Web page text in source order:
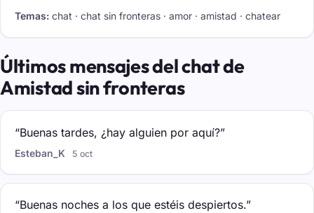
Temas: chat · chat sin fronteras · amor · amistad · chatear
Últimos mensajes del chat de
Amistad sin fronteras
“Buenas tardes, ¿hay alguien por aquí?”
Esteban_K 5 oct
“Buenas noches a los que estéis despiertos.”